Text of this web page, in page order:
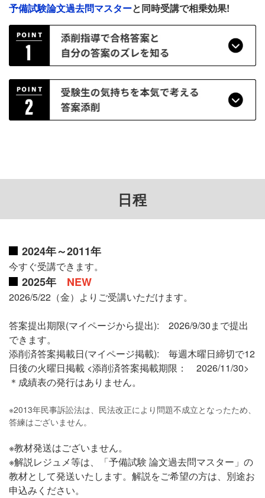
予備試験論文過去問マスターと同時受講で相乗効果!
日程
2024年～2011年
今すぐ受講できます。
2025年 NEW
2026/5/22（金）よりご受講いただけます。
答案提出期限(マイページから提出): 2026/9/30まで提出
できます。
添削済答案掲載日(マイページ掲載): 毎週木曜日締切で12
日後の火曜日掲載 <添削済答案掲載期限： 2026/11/30>
＊成績表の発行はありません。
※2013年民事訴訟法は、民法改正により問題不成立となったため、
答練はございません。
※教材発送はございません。
※解説レジュメ等は、「予備試験 論文過去問マスター」の
教材として発送いたします。解説をご希望の方は、別途お
申込みください。